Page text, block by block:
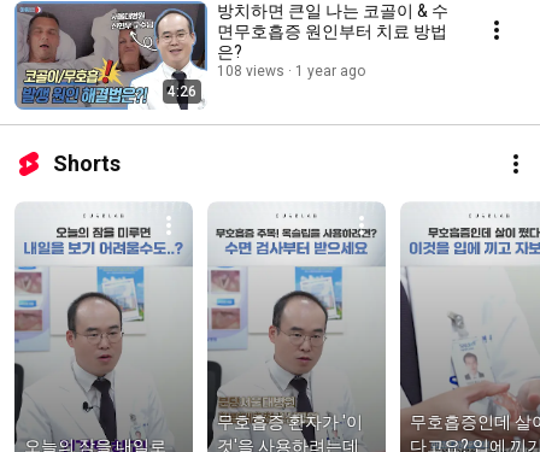
4:26
방치하면 큰일 나는 코골이 & 수
면무호흡증 원인부터 치료 방법
은?
108 views 1 year ago
Shorts
오늘의 잠을 내일로
무호흡증 환자가 '이
것'을 사용하려는데
무호흡증인데 살
다고요? 입에 끼